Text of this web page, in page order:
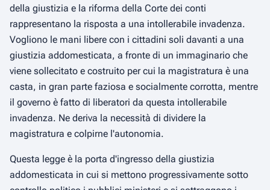
della giustizia e la riforma della Corte dei conti
rappresentano la risposta a una intollerabile invadenza.
Vogliono le mani libere con i cittadini soli davanti a una
giustizia addomesticata, a fronte di un immaginario che
viene sollecitato e costruito per cui la magistratura è una
casta, in gran parte faziosa e socialmente corrotta, mentre
il governo è fatto di liberatori da questa intollerabile
invadenza. Ne deriva la necessità di dividere la
magistratura e colpirne l'autonomia.
Questa legge è la porta d'ingresso della giustizia
addomesticata in cui si mettono progressivamente sotto